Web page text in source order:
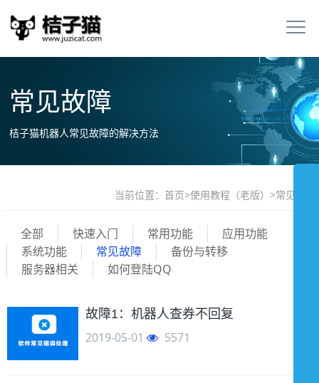
常见故障
桔子猫机器人常见故障的解决方法
当前位置： 首页>使用教程（老版） >常见故障
全部 快速入门 常用功能
应用功能
系统功能
常见故障
备份与转移
服务器相关
如何登陆QQ
故障1：机器人查券不回复
2019-05-01 5571